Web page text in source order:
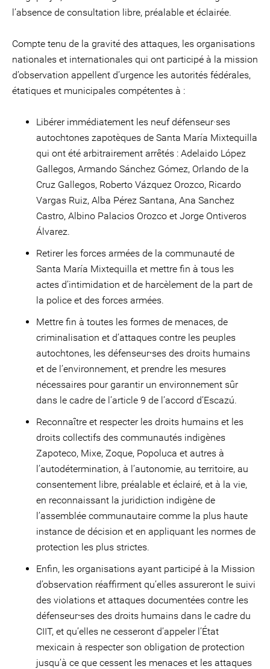
l’absence de consultation libre, préalable et éclairée.
Compte tenu de la gravité des attaques, les organisations
nationales et internationales qui ont participé à la mission
d’observation appellent d’urgence les autorités fédérales,
étatiques et municipales compétentes à :
Libérer immédiatement les neuf défenseur·ses
autochtones zapotèques de Santa María Mixtequilla
qui ont été arbitrairement arrêtés : Adelaido López
Gallegos, Armando Sánchez Gómez, Orlando de la
Cruz Gallegos, Roberto Vázquez Orozco, Ricardo
Vargas Ruiz, Alba Pérez Santana, Ana Sanchez
Castro, Albino Palacios Orozco et Jorge Ontiveros
Álvarez.
Retirer les forces armées de la communauté de
Santa María Mixtequilla et mettre fin à tous les
actes d’intimidation et de harcèlement de la part de
la police et des forces armées.
Mettre fin à toutes les formes de menaces, de
criminalisation et d’attaques contre les peuples
autochtones, les défenseur⸱ses des droits humains
et de l’environnement, et prendre les mesures
nécessaires pour garantir un environnement sûr
dans le cadre de l’article 9 de l’accord d’Escazú.
Reconnaître et respecter les droits humains et les
droits collectifs des communautés indigènes
Zapoteco, Mixe, Zoque, Popoluca et autres à
l’autodétermination, à l’autonomie, au territoire, au
consentement libre, préalable et éclairé, et à la vie,
en reconnaissant la juridiction indigène de
l’assemblée communautaire comme la plus haute
instance de décision et en appliquant les normes de
protection les plus strictes.
Enfin, les organisations ayant participé à la Mission
d’observation réaffirment qu’elles assureront le suivi
des violations et attaques documentées contre les
défenseur⸱ses des droits humains dans le cadre du
CIIT, et qu’elles ne cesseront d’appeler l’État
mexicain à respecter son obligation de protection
jusqu’à ce que cessent les menaces et les attaques